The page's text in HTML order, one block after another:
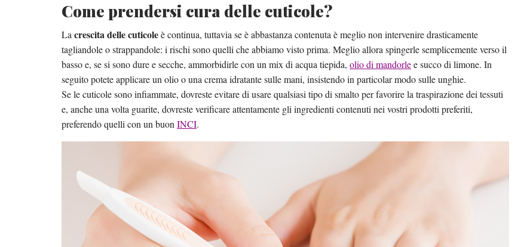
Come prendersi cura delle cuticole?
Lacrescita delle cuticoleè continua, tuttavia se è abbastanza contenuta è meglio non intervenire drasticamente
tagliandole o strappandole: i rischi sono quelli che abbiamo visto prima. Meglio allora spingerle semplicemente verso il
basso e, se si sono dure e secche, ammorbidirle con un mix di acqua tiepida, olio di mandorlee succo di limone. In
seguito potete applicare un olio o una crema idratante sulle mani, insistendo in particolar modo sulle unghie.
Se le cuticole sono infiammate, dovreste evitare di usare qualsiasi tipo di smalto per favorire la traspirazione dei tessuti
e, anche una volta guarite, dovreste verificare attentamente gli ingredienti contenuti nei vostri prodotti preferiti,
preferendo quelli con un buonINCI.